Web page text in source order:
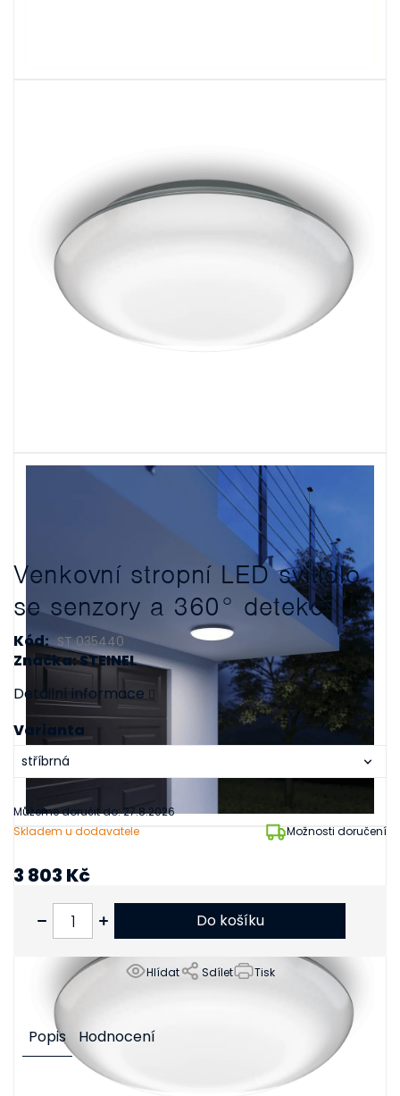
Venkovní stropní LED svítidlo
se senzory a 360° detekcí
Kód: ST 035440
Značka: STEINEL
Skladem u dodavatele Možnosti doručení
Varianta
Můžeme doručit do:27.8.2026
Detailní informace
Tisk
Hlídat Sdílet
3 803 Kč
Do košíku
Popis Hodnocení